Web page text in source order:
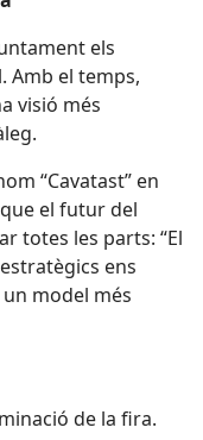
els
Amb el temps,
visió més
“Cavatast” en
el futur del
totes les parts: “El
ens
model més
de la fira.